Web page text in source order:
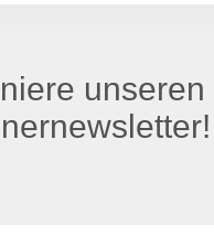
unseren